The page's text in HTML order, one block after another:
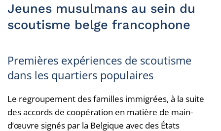
Jeunes musulmans au sein du
scoutisme belge francophone
Premières expériences de scoutisme
dans les quartiers populaires
Le regroupement des familles immigrées, à la suite
des accords de coopération en matière de main-
d’œuvre signés par la Belgique avec des États